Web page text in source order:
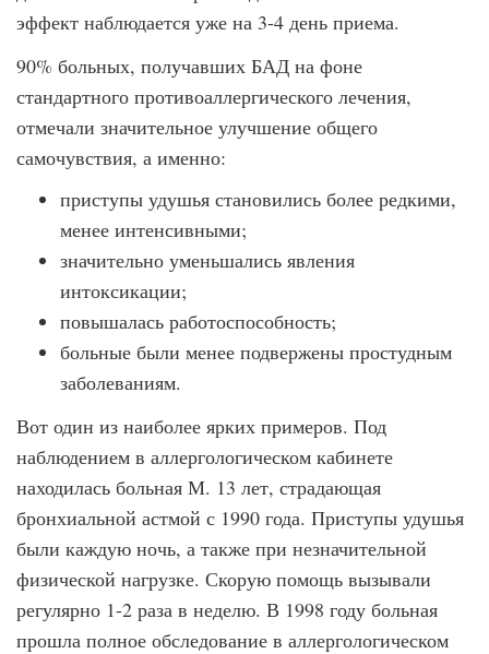
эффект наблюдается уже на 3-4 день приема.
90% больных, получавших БАД на фоне
стандартного противоаллергического лечения,
отмечали значительное улучшение общего
самочувствия, а именно:
приступы удушья становились более редкими,
менее интенсивными;
значительно уменьшались явления
интоксикации;
повышалась работоспособность;
больные были менее подвержены простудным
заболеваниям.
Вот один из наиболее ярких примеров. Под
наблюдением в аллергологическом кабинете
находилась больная М. 13 лет, страдающая
бронхиальной астмой с 1990 года. Приступы удушья
были каждую ночь, а также при незначительной
физической нагрузке. Скорую помощь вызывали
регулярно 1-2 раза в неделю. В 1998 году больная
прошла полное обследование в аллергологическом